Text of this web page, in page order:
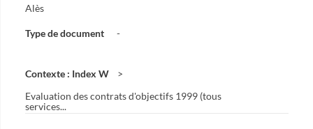
Alès
Type de document -
Contexte : Index W
Evaluation des contrats d'objectifs 1999 (tous
services...